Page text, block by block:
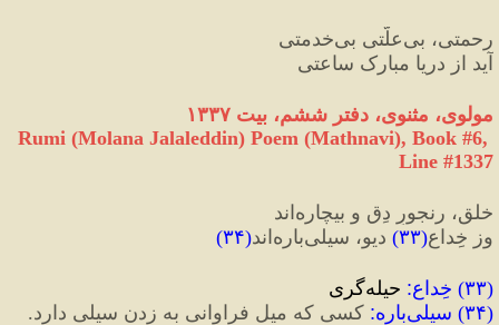
رحمتی، بی‌‌علّتی بی‌‌خدمتی
آید از دریا مبارک ساعتی
مولوی، مثنوی، دفتر ششم، بیت ۱۳۳۷
Rumi (Molana Jalaleddin) Poem (Mathnavi), Book #6,
Line #1337
خلق، رنجورِ دِق و بیچاره‌اند
وز خِداعِ(۳۳) دیو، سیلی‌باره‌اند (۳۴)
(۳۳) خِداع: حیله‌گری
(۳۴) سیلی‌باره : کسی که میل فراوانی به زدن سیلی دارد.